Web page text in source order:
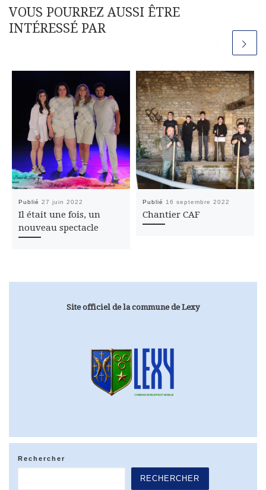
VOUS POURREZ AUSSI ÊTRE
INTÉRESSÉ PAR
Publié 27 juin 2022
Il était une fois, un
nouveau spectacle
Publié 16 septembre 2022
Chantier CAF
Site officiel de la commune de Lexy
Rechercher
RECHERCHER